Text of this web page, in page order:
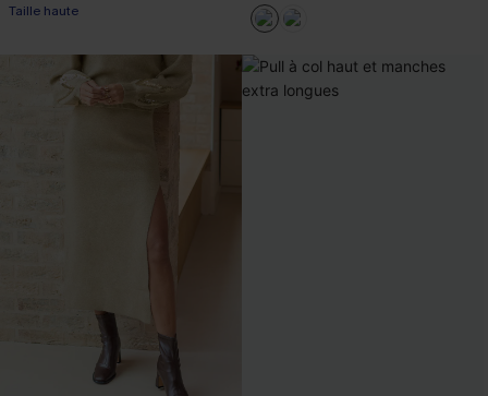
Taille haute